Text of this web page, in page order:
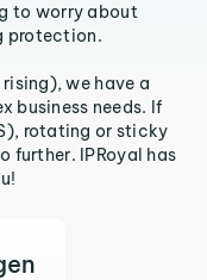
to worry about
protection.
we have a
business needs. If
rotating or sticky
further. IPRoyal has